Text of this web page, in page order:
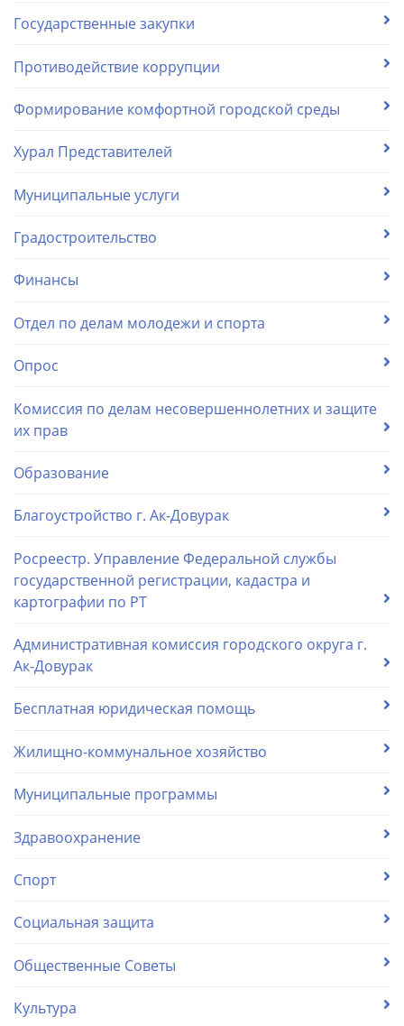
Государственные закупки
Противодействие коррупции
Формирование комфортной городской среды
Хурал Представителей
Муниципальные услуги
Градостроительство
Финансы
Отдел по делам молодежи и спорта
Опрос
Комиссия по делам несовершеннолетних и защите
их прав
Образование
Благоустройство г. Ак-Довурак
Росреестр. Управление Федеральной службы
государственной регистрации, кадастра и
картографии по РТ
Административная комиссия городского округа г.
Ак-Довурак
Бесплатная юридическая помощь
Жилищно-коммунальное хозяйство
Муниципальные программы
Здравоохранение
Спорт
Социальная защита
Общественные Советы
Культура